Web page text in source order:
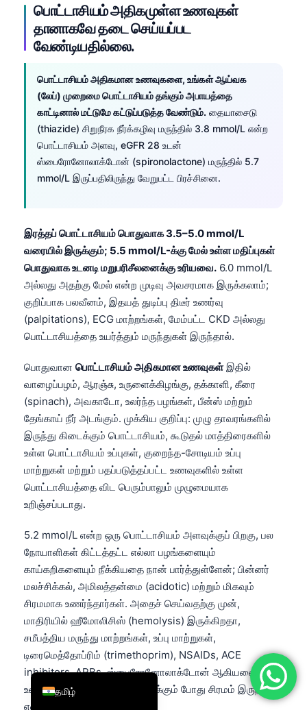
பொட்டாசியம் அதிகமுள்ள உணவுகள்
தானாகவே தடை செய்யப்பட
வேண்டியதில்லை.
பொட்டாசியம் அதிகமான உணவுகளை, உங்கள் ஆய்வக
(லேப்) முறைமை பொட்டாசியம் தங்கும் அபாயத்தை
காட்டினால் மட்டுமே கட்டுப்படுத்த வேண்டும். தையாசைடு
(thiazide) சிறுநீரக நீர்க்கழிவு மருந்தில் 3.8 mmol/L என்ற
பொட்டாசியம் அளவு, eGFR 28 உடன்
ஸ்பைரோனோலாக்டோன் (spironolactone) மருந்தில் 5.7
mmol/L இருப்பதிலிருந்து வேறுபட்ட பிரச்சினை.
இரத்தப் பொட்டாசியம் பொதுவாக 3.5–5.0 mmol/L
வரையில் இருக்கும்; 5.5 mmol/L-க்கு மேல் உள்ள மதிப்புகள்
பொதுவாக உடனடி மறுபரிசீலனைக்கு உரியவை. 6.0 mmol/L
அல்லது அதற்கு மேல் என்ற முடிவு அவசரமாக இருக்கலாம்;
குறிப்பாக பலவீனம், இதயத் துடிப்பு திடீர் உணர்வு
(palpitations), ECG மாற்றங்கள், மேம்பட்ட CKD அல்லது
பொட்டாசியத்தை உயர்த்தும் மருந்துகள் இருந்தால்.
பொதுவான பொட்டாசியம் அதிகமான உணவுகள்இதில்
வாழைப்பழம், ஆரஞ்சு, உருளைக்கிழங்கு, தக்காளி, கீரை
(spinach), அவகாடோ, உலர்ந்த பழங்கள், பீன்ஸ் மற்றும்
தேங்காய் நீர் அடங்கும். முக்கிய குறிப்பு: முழு தாவரங்களில்
இருந்து கிடைக்கும் பொட்டாசியம், கூடுதல் மாத்திரைகளில்
உள்ள பொட்டாசியம் உப்புகள், குறைந்த-சோடியம் உப்பு
மாற்றுகள் மற்றும் பதப்படுத்தப்பட்ட உணவுகளில் உள்ள
பொட்டாசியத்தை விட பெரும்பாலும் முழுமையாக
உறிஞ்சப்படாது.
5.2 mmol/L என்ற ஒரு பொட்டாசியம் அளவுக்குப் பிறகு, பல
நோயாளிகள் கிட்டத்தட்ட எல்லா பழங்களையும்
காய்கறிகளையும் நீக்கியதை நான் பார்த்துள்ளேன்; பின்னர்
மலச்சிக்கல், அமிலத்தன்மை (acidotic) மற்றும் மிகவும்
சிரமமாக உணர்ந்தார்கள். அதைச் செய்வதற்கு முன்,
மாதிரியில் ஹீமோலிசிஸ் (hemolysis) இருக்கிறதா,
சமீபத்திய மருந்து மாற்றங்கள், உப்பு மாற்றுகள்,
டிரைமெத்தோப்ரிம் (trimethoprim), NSAIDs, ACE
inhibitors, ARBs, ஸ்பைரோனோலாக்டோன் ஆகியவை
உள்ளனவா, மேலும் இரத்தம் எடுக்கும் போது சிரமம் இருந்ததா
என்பதை சரிபார்க்கவும்.
தமிழ்
English
Deutsch
العربية
Français
Italiano
Español
Português
Ελληνικά
Türkçe
Română
简体中文
فارسی
Български
Nederlands
हिन्दी
Bahasa Indonesia
Íslenska
Bosanski
Azərbaycan dili
Eesti
日本語
Čeština
ქართული
Русский
Lietuvių kalba